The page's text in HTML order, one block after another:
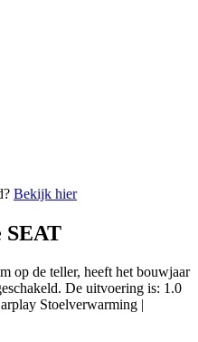
Bekijk hier
SEAT
op de teller, heeft het bouwjaar
De uitvoering is: 1.0
Stoelverwarming |